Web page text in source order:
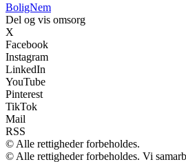
BoligNem
Del og vis omsorg
X
Facebook
Instagram
LinkedIn
YouTube
Pinterest
TikTok
Mail
RSS
© Alle rettigheder forbeholdes.
© Alle rettigheder forbeholdes. Vi